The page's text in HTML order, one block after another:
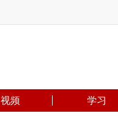
视频 学习